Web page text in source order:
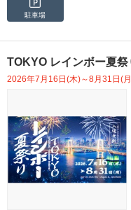
駐車場
TOKYO レインボー夏祭
2026年7月16日(木)～8月31日(